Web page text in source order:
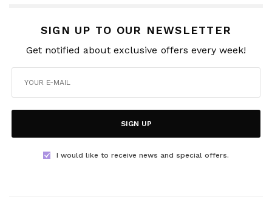
SIGN UP TO OUR NEWSLETTER
Get notified about exclusive offers every week!
SIGN UP
I would like to receive news and special offers.